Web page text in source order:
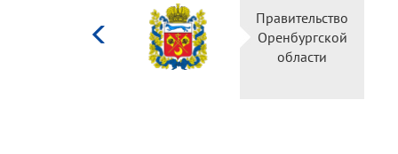
культуры
Российской
Правительство
Оренбургской
области